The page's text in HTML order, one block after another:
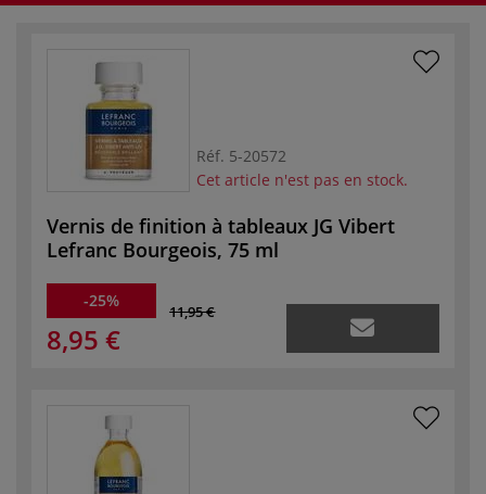
Réf. 5-20572
Cet article n'est pas en stock.
Vernis de finition à tableaux JG Vibert
Lefranc Bourgeois, 75 ml
-25%
11,95 €
8,95 €